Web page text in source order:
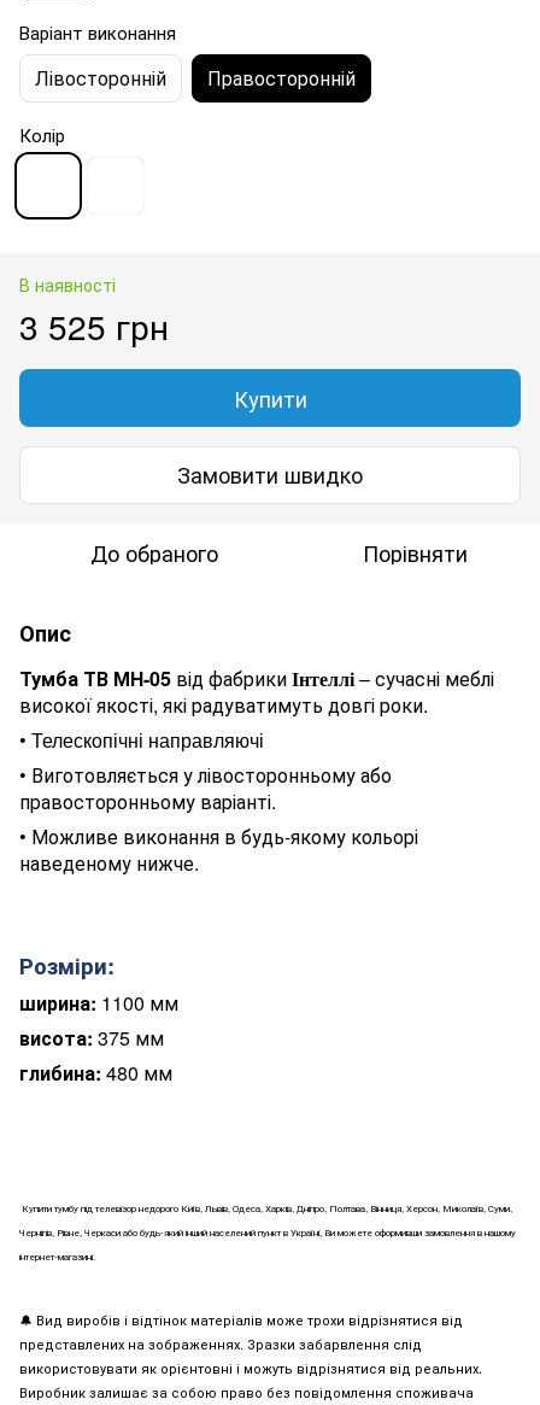
Варіант виконання
Лівосторонній Правосторонній
Колір
В наявності
3 525 грн
Купити
Замовити швидко
До обраного Порівняти
Опис
Тумба ТВ МН-05 від фабрики Інтеллі – сучасні меблі
високої якості, які радуватимуть довгі роки.
• Телескопічні направляючі
• Виготовляється у лівосторонньому або
правосторонньому варіанті.
• Можливе виконання в будь-якому кольорі
наведеному нижче.
Розміри:
ширина: 1100 мм
висота: 375 мм
глибина: 480 мм
Купититумбу під телевізорнедорого Київ, Львів, Одеса, Харків, Дніпро, Полтава, Вінниця, Херсон, Миколаїв, Суми,
Чернігів, Рівне, Черкаси або будь-який інший населений пункт в Україні, Ви можете оформивши замовлення в нашому
інтернет-магазині.
🔔 Вид виробів і відтінок матеріалів може трохи відрізнятися від
представлених на зображеннях. Зразки забарвлення слід
використовувати як орієнтовні і можуть відрізнятися від реальних.
Виробник залишає за собою право без повідомлення споживача